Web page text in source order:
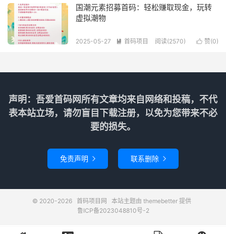
国潮元素招募首码：轻松赚取现金，玩转
虚拟潮物
 赞(0)
2025-05-27  首码项目 阅读(2570)
声明：吾爱首码网所有文章均来自网络和投稿，不代
表本站立场，请勿盲目下载注册，以免为您带来不必
要的损失。
免责声明  联系删除 
© 2020-2026 首码项目网 本站主题由 themebetter提供
鲁ICP备2023048810号-2